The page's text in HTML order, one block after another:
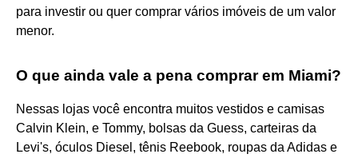
para investir ou quer comprar vários imóveis de um valor
menor.
O que ainda vale a pena comprar em Miami?
Nessas lojas você encontra muitos vestidos e camisas
Calvin Klein, e Tommy, bolsas da Guess, carteiras da
Levi's, óculos Diesel, tênis Reebook, roupas da Adidas e